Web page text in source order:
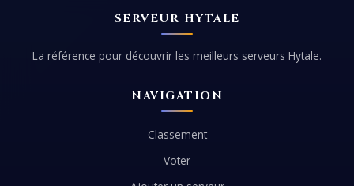
SERVEUR HYTALE
La référence pour découvrir les meilleurs serveurs Hytale.
NAVIGATION
Classement
Voter